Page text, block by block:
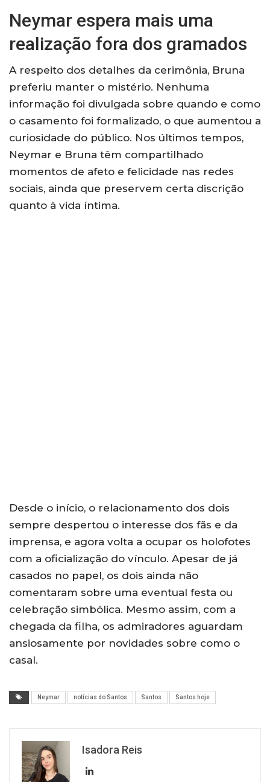
Neymar espera mais uma
realização fora dos gramados
A respeito dos detalhes da cerimônia, Bruna
preferiu manter o mistério. Nenhuma
informação foi divulgada sobre quando e como
o casamento foi formalizado, o que aumentou a
curiosidade do público. Nos últimos tempos,
Neymar e Bruna têm compartilhado
momentos de afeto e felicidade nas redes
sociais, ainda que preservem certa discrição
quanto à vida íntima.
Desde o início, o relacionamento dos dois
sempre despertou o interesse dos fãs e da
imprensa, e agora volta a ocupar os holofotes
com a oficialização do vínculo. Apesar de já
casados no papel, os dois ainda não
comentaram sobre uma eventual festa ou
celebração simbólica. Mesmo assim, com a
chegada da filha, os admiradores aguardam
ansiosamente por novidades sobre como o
casal.
Neymar notícias do Santos Santos Santos hoje
Isadora Reis